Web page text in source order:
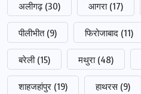
अलीगढ़ (30) आगरा (17)
पीलीभीत (9) फिरोजाबाद (11)
बरेली (15) मथुरा (48)
शाहजहांपुर (19) हाथरस (9)